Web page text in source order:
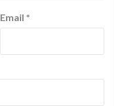
Email *